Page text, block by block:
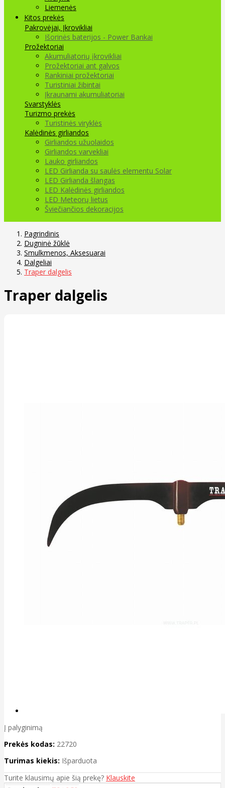
Liemenės
Kitos prekės
Pakrovėjai, Įkrovikliai
Išorinės baterijos - Power Bankai
Prožektoriai
Akumuliatorių įkrovikliai
Prožektoriai ant galvos
Rankiniai prožektoriai
Turistiniai žibintai
Įkraunami akumuliatoriai
Svarstyklės
Turizmo prekės
Turistinės viryklės
Kalėdinės girliandos
Girliandos užuolaidos
Girliandos varvekliai
Lauko girliandos
LED Girlianda su saulės elementu Solar
LED Girlianda šlangas
LED Kalėdinės girliandos
LED Meteorų lietus
Šviečiančios dekoracijos
Pagrindinis
Dugninė žūklė
Smulkmenos, Aksesuarai
Dalgeliai
Traper dalgelis
Traper dalgelis
Į palyginimą
Prekės kodas: 22720
Turimas kiekis: Išparduota
Turite klausimų apie šią prekę? Klauskite